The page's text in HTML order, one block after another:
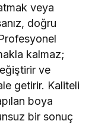
veya
doğru
kalmaz;
ve
getirir. Kaliteli
boya
bir sonuç